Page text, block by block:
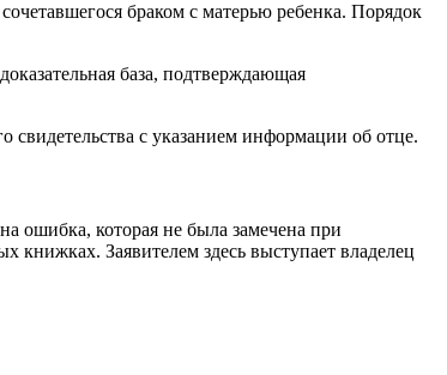
браком с матерью ребенка. Порядок
база, подтверждающая
свидетельства с указанием информации об отце.
ошибка, которая не была замечена при
Заявителем здесь выступает владелец